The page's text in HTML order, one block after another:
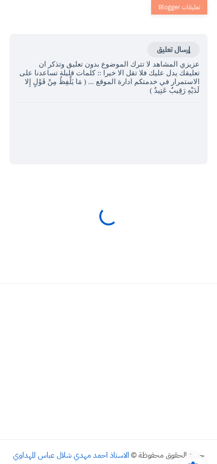
إرسال تعليق
عزيزي المشاهد لا تترك الموضوع بدون تعليق وتذكر ان
تعليقك يدل عليك فلا تقل الا خيرا :: كلمات قليلة تساعدنا على
الاستمرار في خدمتكم ادارة الموقع ... ( مَا يَلْفِظُ مِنْ قَوْلٍ إِلا
لَدَيْهِ رَقِيبٌ عَتِيدٌ )
جميع الحقوق محفوظة © الاستاذ احمد مهدي شلال عباس المهداوي